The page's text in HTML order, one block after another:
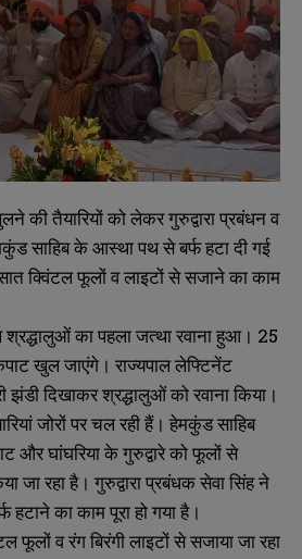
की तैयारियों को लेकर गुरुद्वारा प्रबंधन व
साहिब के आस्था पथ से बर्फ हटा दी गई
सात क्विंटल फूलों व लाइटों से सजाने का काम
का पहला जत्था रवाना हुआ। 25
खुल जाएंगे। राज्यपाल लेफ्टिनेंट
झंडी दिखाकर श्रद्धालुओं को रवाना किया।
जोरों पर चल रही हैं। हेमकुंड साहिब
और घांघरिया के गुरुद्वारे को फूलों से
जा रहा है। गुरुद्वारा प्रबंधक सेवा सिंह ने
हटाने का काम पूरा हो गया है।
फूलों व रंग बिरंगी लाइटों से सजाया जा रहा